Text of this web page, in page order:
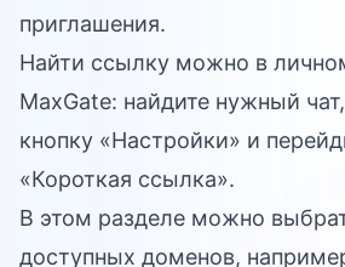
приглашения.
Найти ссылку можно в
MaxGate: найдите нужный
кнопку «Настройки» и
«Короткая ссылка».
В этом разделе можно
доступных доменов,